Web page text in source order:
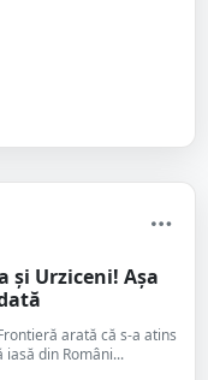
și Urziceni! Așa
arată că s-a atins
din Români...